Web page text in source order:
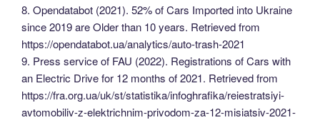
8. Opendatabot (2021). 52% of Cars Imported into Ukraine
since 2019 are Older than 10 years. Retrieved from
https://opendatabot.ua/analytics/auto-trash-2021
9. Press service of FAU (2022). Registrations of Cars with
an Electric Drive for 12 months of 2021. Retrieved from
https://fra.org.ua/uk/st/statistika/infoghrafika/reiestratsiyi-
avtomobiliv-z-elektrichnim-privodom-za-12-misiatsiv-2021-